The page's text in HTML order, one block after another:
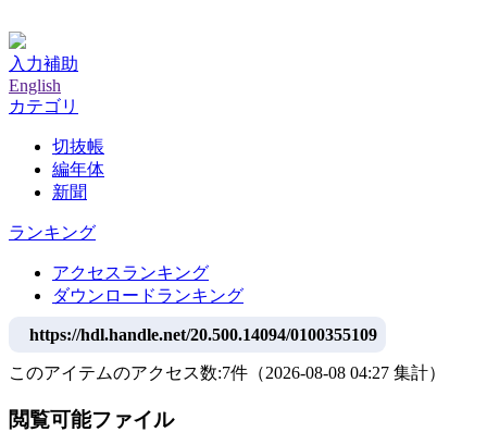
入力補助
English
カテゴリ
切抜帳
編年体
新聞
ランキング
アクセスランキング
ダウンロードランキング
https://hdl.handle.net/20.500.14094/0100355109
このアイテムのアクセス数:7件 （2026-08-08 04:27 集計）
閲覧可能ファイル